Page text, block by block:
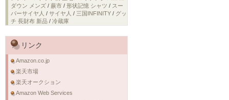
ダウン メンズ / 蕨市 / 形状記憶 シャツ / スー
パーサイヤ人 / サイヤ人 / 三国INFINITY / グッ
チ 長財布 新品 / 冷蔵庫
リンク
Amazon.co.jp
楽天市場
楽天オークション
Amazon Web Services